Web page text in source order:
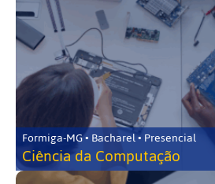
Formiga-MG • Bacharel • Presencial
Ciência da Computação